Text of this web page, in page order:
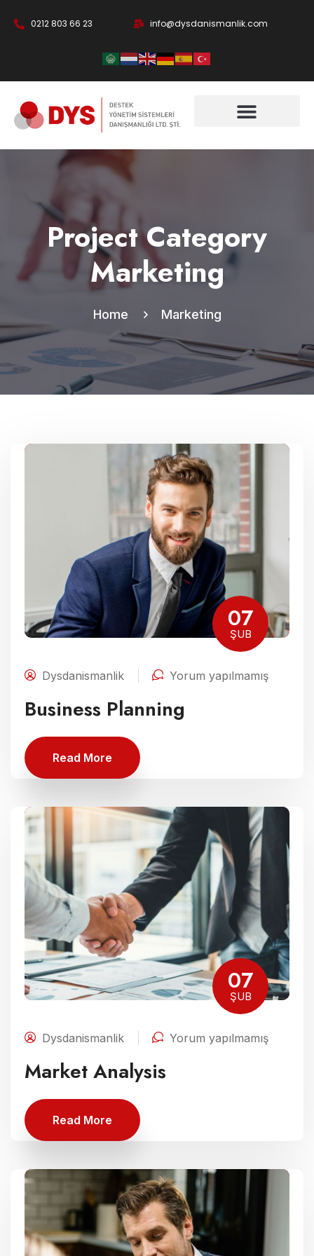
0212 803 66 23 info@dysdanismanlik.com
Project Category
Marketing
Home Marketing
07
ŞUB
Dysdanismanlik Yorum yapılmamış
Business Planning
Read More
07
ŞUB
Dysdanismanlik Yorum yapılmamış
Market Analysis
Read More